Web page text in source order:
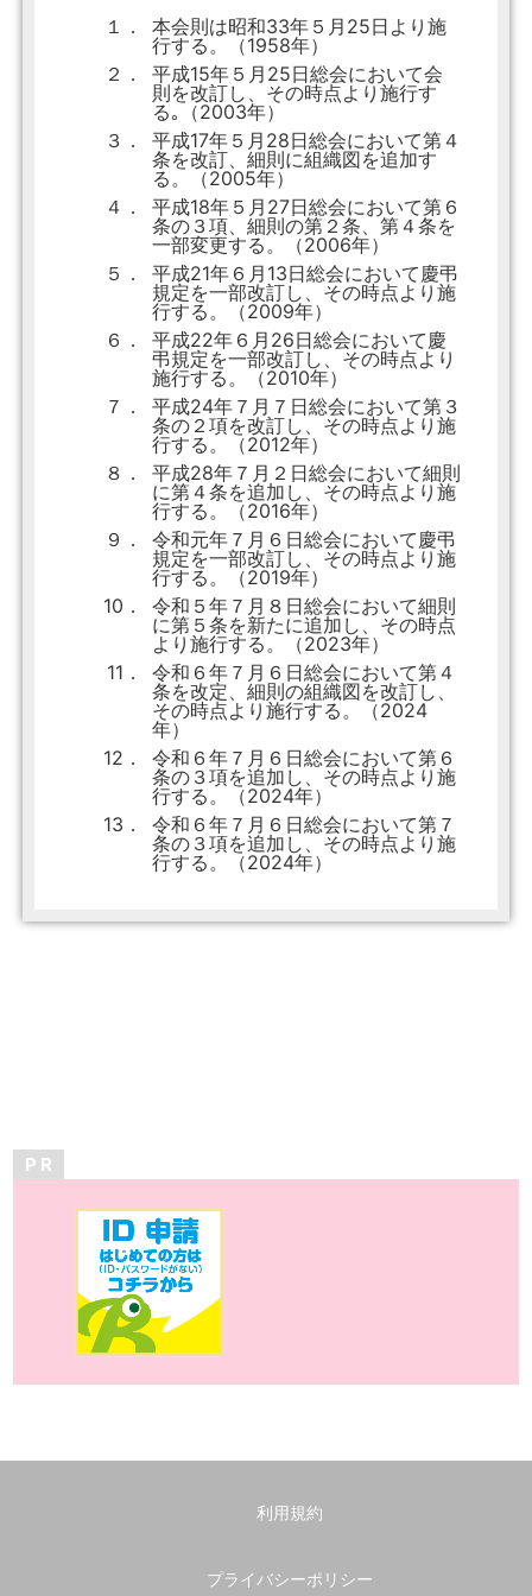
１．
本会則は昭和33年５月25日より施
行する。（1958年）
２．
平成15年５月25日総会において会
則を改訂し、その時点より施行す
る｡（2003年）
３．
平成17年５月28日総会において第４
条を改訂、細則に組織図を追加す
る。（2005年）
４．
平成18年５月27日総会において第６
条の３項、細則の第２条、第４条を
一部変更する。（2006年）
５．
平成21年６月13日総会において慶弔
規定を一部改訂し、その時点より施
行する。（2009年）
６．
平成22年６月26日総会において慶
弔規定を一部改訂し、その時点より
施行する。（2010年）
７．
平成24年７月７日総会において第３
条の２項を改訂し、その時点より施
行する。（2012年）
８．
平成28年７月２日総会において細則
に第４条を追加し、その時点より施
行する。（2016年）
９．
令和元年７月６日総会において慶弔
規定を一部改訂し、その時点より施
行する。（2019年）
10．
令和５年７月８日総会において細則
に第５条を新たに追加し、その時点
より施行する。（2023年）
11．
令和６年７月６日総会において第４
条を改定、細則の組織図を改訂し、
その時点より施行する。（2024
年）
12．
令和６年７月６日総会において第６
条の３項を追加し、その時点より施
行する。（2024年）
13．
令和６年７月６日総会において第７
条の３項を追加し、その時点より施
行する。（2024年）
P R
利用規約
プライバシーポリシー